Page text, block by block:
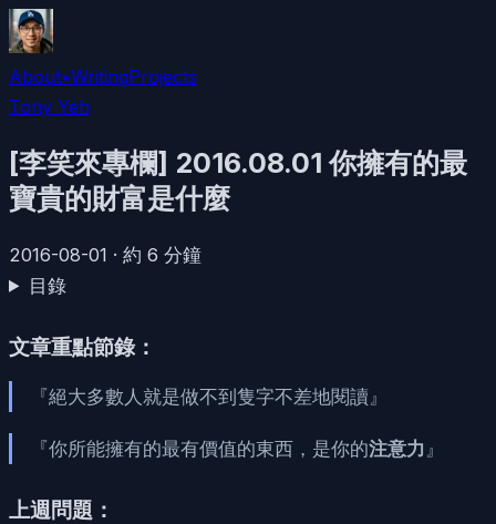
About•WritingProjects
Tony Yeh
[李笑來專欄] 2016.08.01 你擁有的最
寶貴的財富是什麼
2016-08-01 · 約 6 分鐘
目錄
文章重點節錄：
『絕大多數人就是做不到隻字不差地閱讀』
『你所能擁有的最有價值的東西，是你的注意力 』
上週問題：